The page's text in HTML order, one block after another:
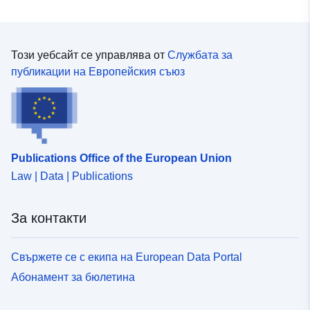
наводнения и проблеми, изложени в подходящ
мащаб. Тяхната цел е да предоставят количествени
уязвимостта на дадена територия по отношение на
трите нива на вероятност от наводнения (висока,
средна, ниска). Таблица, съдържаща обект, описващ
правото на преминаване и полезните характеристики
на територията с риск от наводнения, изготвена за
целите на докладването съгласно Европейската
управлението на риска от наводнения (ОВ L 288, 6—
11—2007 г., стр. 27) оказва влияние върху
стратегията за предотвратяване на наводненията в
управление на риска от наводнения, насочени към
Този уебсайт се управлява от Службата за
публикации на Европейския съюз
Publications Office of the European Union
Law | Data | Publications
За контакти
Свържете се с екипа на European Data Portal
Абонамент за бюлетина